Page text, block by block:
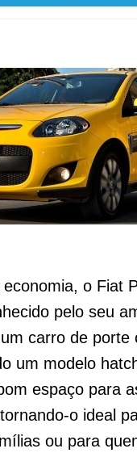
o Fiat
pelo seu
carro de porte
um modelo
espaço para
o ideal
ou para